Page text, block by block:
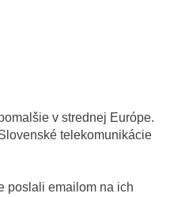
v strednej Európe.
telekomunikácie
poslali emailom na ich